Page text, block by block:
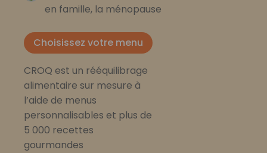
en famille, la ménopause
Choisissez votre menu
CROQ est un rééquilibrage
alimentaire sur mesure à
l’aide de menus
personnalisables et plus de
5 000 recettes
gourmandes